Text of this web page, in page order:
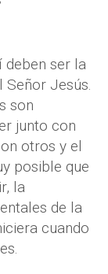
deben ser la
Señor Jesús.
son
junto con
otros y el
posible que
la
de la
cuando